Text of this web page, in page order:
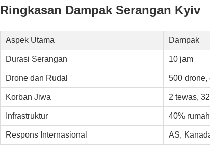
Ringkasan Dampak Serangan Kyiv
Aspek Utama Dampak
Durasi Serangan 10 jam
Drone dan Rudal 500 drone,
Korban Jiwa 2 tewas,
Infrastruktur 40%
Respons Internasional AS,